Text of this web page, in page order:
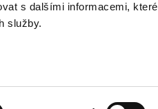
s dalšími informacemi, které
služby.
Disclosure Policy